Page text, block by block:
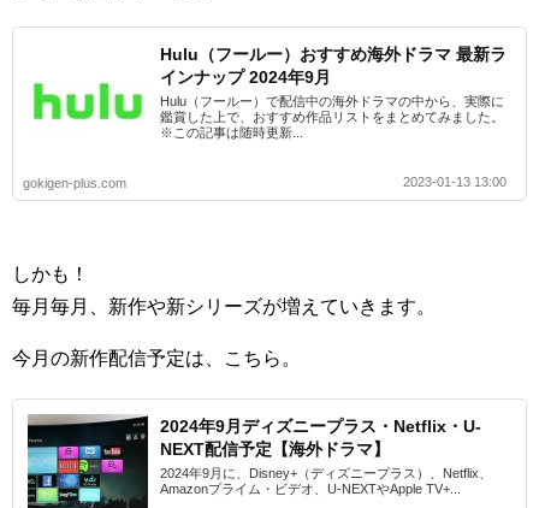
Hulu（フールー）おすすめ海外ドラマ 最新ラ
インナップ 2024年9月
Hulu（フールー）で配信中の海外ドラマの中から、実際に
鑑賞した上で、おすすめ作品リストをまとめてみました。
※この記事は随時更新...
gokigen-plus.com 2023-01-13 13:00
しかも！
毎月毎月、新作や新シリーズが増えていきます。
今月の新作配信予定は、こちら。
2024年9月ディズニープラス・Netflix・U-
NEXT配信予定【海外ドラマ】
2024年9月に、Disney+（ディズニープラス）、Netflix、
Amazonプライム・ビデオ、U-NEXTやApple TV+...